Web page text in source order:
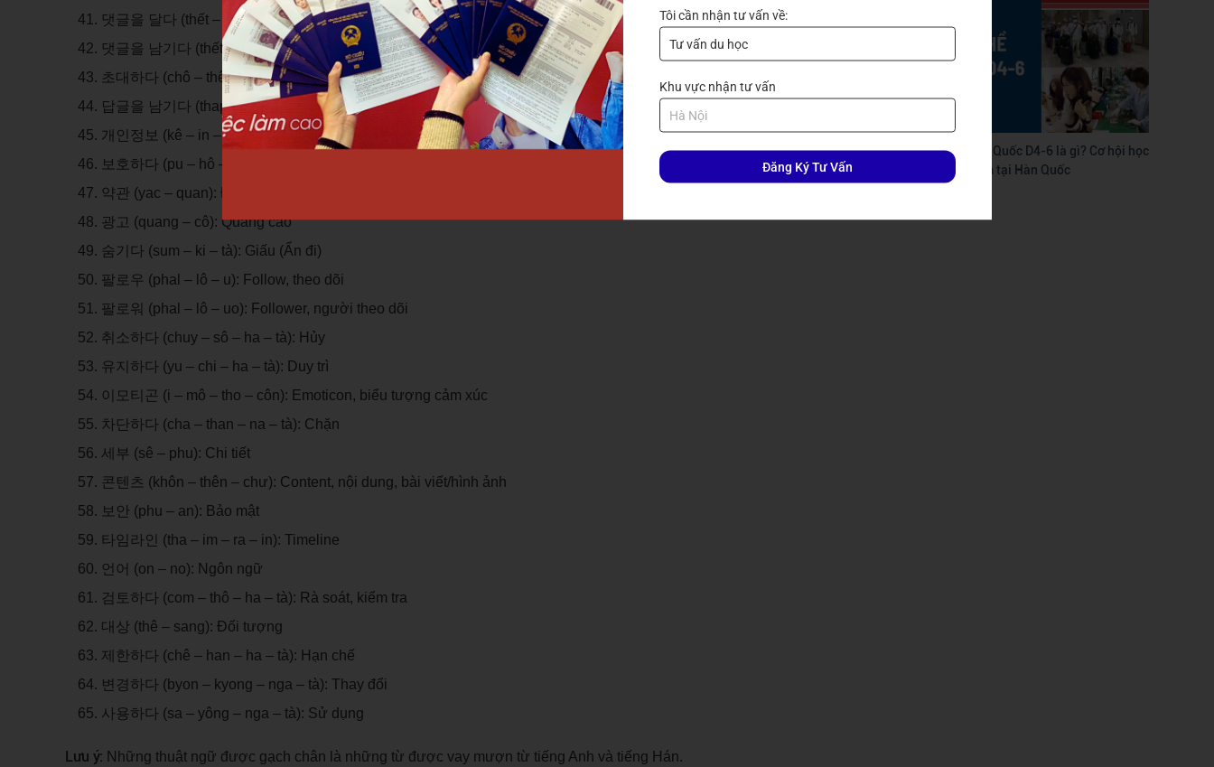
댓글을 달다 (thết – cưl – rưl – thal – tà): Để lại comment
댓글을 남기다 (thết – cưl – rưl – nam – ki – tà): Để lại comment
초대하다 (chô – thê – ha – tà): Mời
답글을 남기다 (thap – cưl – rưl – nam – ki – tà): Trả lời comment
개인정보 (kê – in – trong – pu): Thông tin cá nhân
보호하다 (pu – hô – ha – tà): Bảo hộ, bảo vệ
약관 (yac – quan): Điều khoản
광고 (quang – cô): Quảng cáo
숨기다 (sum – ki – tà): Giấu (Ẩn đi)
팔로우 (phal – lô – u): Follow, theo dõi
팔로워 (phal – lô – uo): Follower, người theo dõi
취소하다 (chuy – sô – ha – tà): Hủy
유지하다 (yu – chi – ha – tà): Duy trì
이모티곤 (i – mô – tho – côn): Emoticon, biểu tượng cảm xúc
차단하다 (cha – than – na – tà): Chặn
세부 (sê – phu): Chi tiết
콘텐츠 (khôn – thên – chư): Content, nội dung, bài viết/hình ảnh
보안 (phu – an): Bảo mật
타임라인 (tha – im – ra – in): Timeline
언어 (on – no): Ngôn ngữ
검토하다 (com – thô – ha – tà): Rà soát, kiểm tra
대상 (thê – sang): Đối tượng
제한하다 (chê – han – ha – tà): Hạn chế
변경하다 (byon – kyong – nga – tà): Thay đổi
사용하다 (sa – yông – nga – tà): Sử dụng
Lưu ý: Những thuật ngữ được gạch chân là những từ được vay mượn từ tiếng Anh và tiếng Hán.
Du học nghề Hàn Quốc D4-6 là gì? Cơ hội học
nhanh – làm sớm tại Hàn Quốc
Tôi cần nhận tư vấn về:
Khu vực nhận tư vấn
Đăng Ký Tư Vấn